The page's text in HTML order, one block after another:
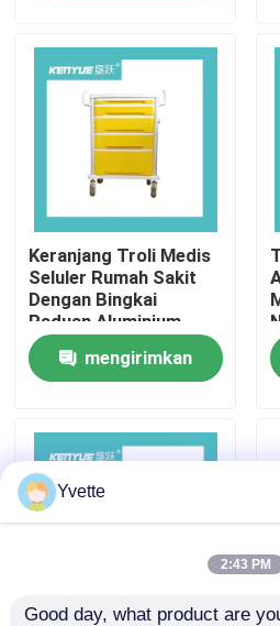
Tentang Kami
Tur Pabrik
Kontrol Kualitas
Hubungi Kami
Kasus
Aksesori Meja Kebidanan
Keranjang Troli Medis
Seluler Rumah Sakit
Dengan Bingkai
Paduan Aluminium
Kuning
mengirimkan
Yvette
2:43 PM
Good day, what product are